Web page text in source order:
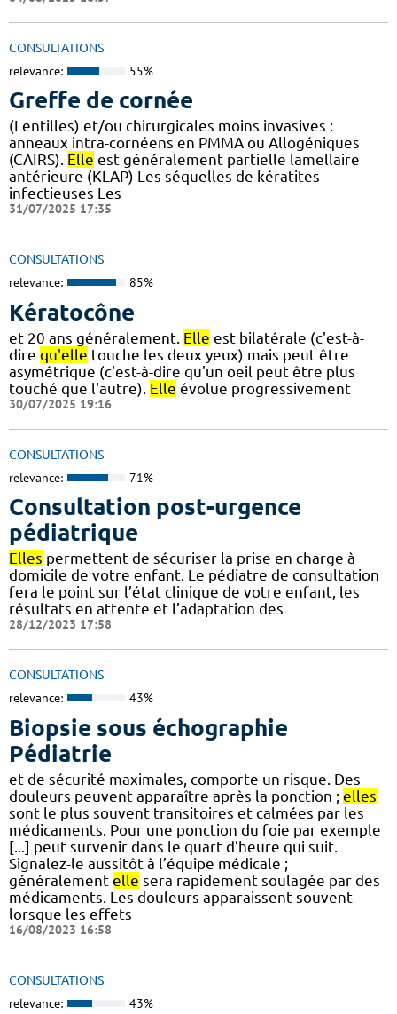
CONSULTATIONS
relevance: 55%
Greffe de cornée
(Lentilles) et/ou chirurgicales moins invasives :
anneaux intra-cornéens en PMMA ou Allogéniques
(CAIRS). Elle est généralement partielle lamellaire
antérieure (KLAP) Les séquelles de kératites
infectieuses Les
31/07/2025 17:35
CONSULTATIONS
relevance: 85%
Kératocône
et 20 ans généralement. Elle est bilatérale (c'est-à-
dire qu'elle touche les deux yeux) mais peut être
asymétrique (c'est-à-dire qu'un oeil peut être plus
touché que l'autre). Elle évolue progressivement
30/07/2025 19:16
CONSULTATIONS
relevance: 71%
Consultation post-urgence
pédiatrique
Elles permettent de sécuriser la prise en charge à
domicile de votre enfant. Le pédiatre de consultation
fera le point sur l’état clinique de votre enfant, les
résultats en attente et l’adaptation des
28/12/2023 17:58
CONSULTATIONS
relevance: 43%
Biopsie sous échographie
Pédiatrie
et de sécurité maximales, comporte un risque. Des
douleurs peuvent apparaître après la ponction ; elles
sont le plus souvent transitoires et calmées par les
médicaments. Pour une ponction du foie par exemple
[...] peut survenir dans le quart d’heure qui suit.
Signalez-le aussitôt à l’équipe médicale ;
généralement elle sera rapidement soulagée par des
médicaments. Les douleurs apparaissent souvent
lorsque les effets
16/08/2023 16:58
CONSULTATIONS
relevance: 43%